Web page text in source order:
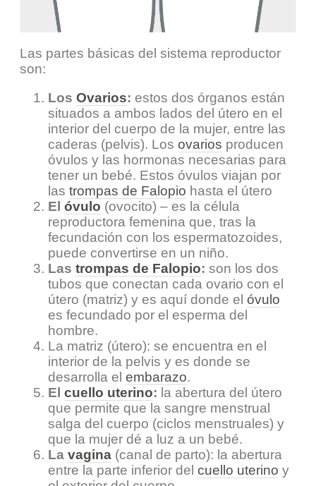
Las partes básicas del sistema reproductor
son:
Los Ovarios: estos dos órganos están
situados a ambos lados del útero en el
interior del cuerpo de la mujer, entre las
caderas (pelvis). Los ovarios producen
óvulos y las hormonas necesarias para
tener un bebé. Estos óvulos viajan por
las trompas de Falopio hasta el útero
El óvulo (ovocito) – es la célula
reproductora femenina que, tras la
fecundación con los espermatozoides,
puede convertirse en un niño.
Las trompas de Falopio: son los dos
tubos que conectan cada ovario con el
útero (matriz) y es aquí donde el óvulo
es fecundado por el esperma del
hombre.
La matriz (útero): se encuentra en el
interior de la pelvis y es donde se
desarrolla el embarazo.
El cuello uterino: la abertura del útero
que permite que la sangre menstrual
salga del cuerpo (ciclos menstruales) y
que la mujer dé a luz a un bebé.
La vagina (canal de parto): la abertura
entre la parte inferior del cuello uterino y